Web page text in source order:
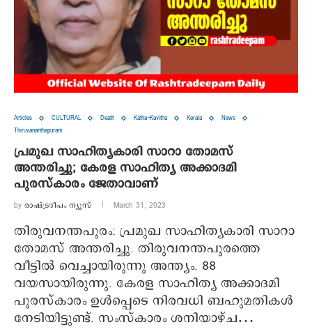
Articles CULTURAL Death Katha-Kavitha Kerala
News
Thiruvananthapuram
പ്രമുഖ സാഹിത്യകാരി സാറാ തോമസ്
അന്തരിച്ചു; കേരള സാഹിത്യ അക്കാദമി
പുരസ്‌കാരം ജേതാവാണ്
by രാഷ്ട്രദീപം ന്യൂസ്‌ March 31, 2023
തിരുവനന്തപുരം: പ്രമുഖ സാഹിത്യകാരി സാറാ
തോമസ് അന്തരിച്ചു. തിരുവനന്തപുരത്തെ
വീട്ടില്‍ വെച്ചായിരുന്നു അന്ത്യം. 88
വയസായിരുന്നു. കേരള സാഹിത്യ അക്കാദമി
പുരസ്‌കാരം ഉള്‍പ്പെടെ നിരവധി ബഹുമതികള്‍
നേടിയിട്ടുണ്ട്. സംസ്‌കാരം ശനിയാഴ്ച…